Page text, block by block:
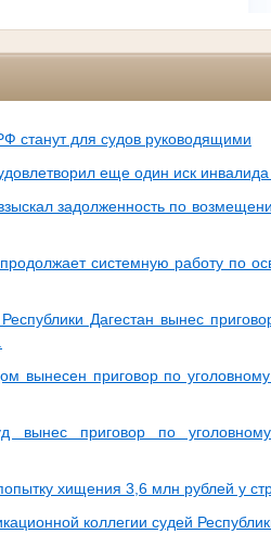
станут для судов руководящими
еще один иск
задолженность по
продолжает системную работу по
Дагестан вынес
вынесен приговор по
вынес приговор по
хищения 3,6 млн рублей у
коллегии судей